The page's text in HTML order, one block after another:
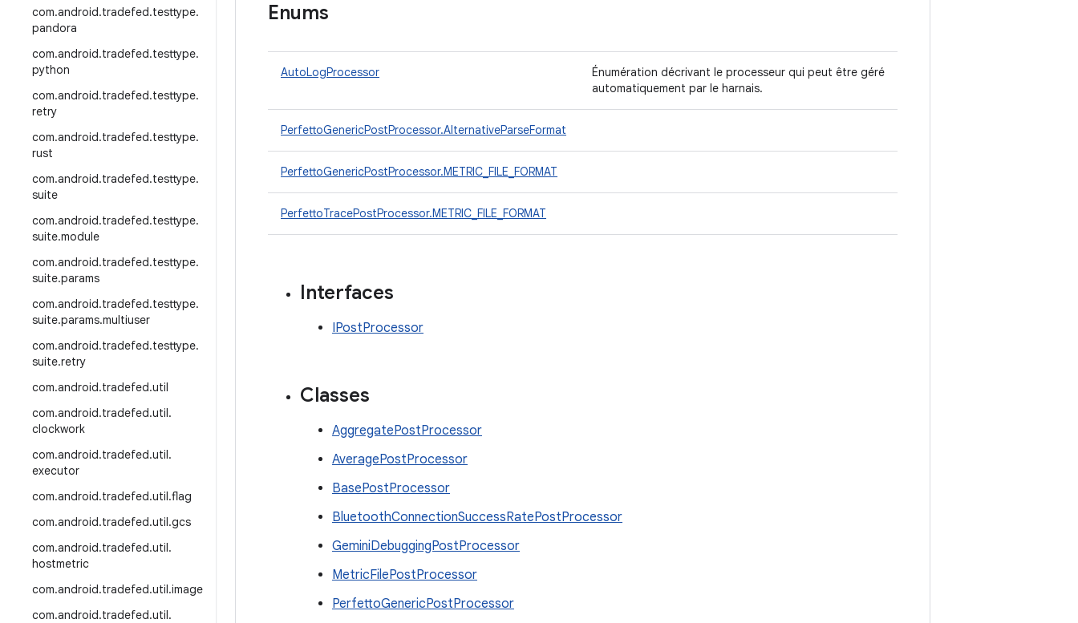
com.android.tradefed.testtype.
pandora
com.android.tradefed.testtype.
python
com.android.tradefed.testtype.
retry
com.android.tradefed.testtype.
rust
com.android.tradefed.testtype.
suite
com.android.tradefed.testtype.
suite.module
com.android.tradefed.testtype.
suite.params
com.android.tradefed.testtype.
suite.params.multiuser
com.android.tradefed.testtype.
suite.retry
com.android.tradefed.util
com.android.tradefed.util.
clockwork
com.android.tradefed.util.
executor
com.android.tradefed.util.flag
com.android.tradefed.util.gcs
com.android.tradefed.util.
hostmetric
com.android.tradefed.util.image
com.android.tradefed.util.
Enums
AutoLogProcessor
Énumération décrivant le processeur qui peut être géré
automatiquement par le harnais.
PerfettoGenericPostProcessor.AlternativeParseFormat
PerfettoGenericPostProcessor.METRIC_FILE_FORMAT
PerfettoTracePostProcessor.METRIC_FILE_FORMAT
Interfaces
IPostProcessor
Classes
AggregatePostProcessor
AveragePostProcessor
BasePostProcessor
BluetoothConnectionSuccessRatePostProcessor
GeminiDebuggingPostProcessor
MetricFilePostProcessor
PerfettoGenericPostProcessor